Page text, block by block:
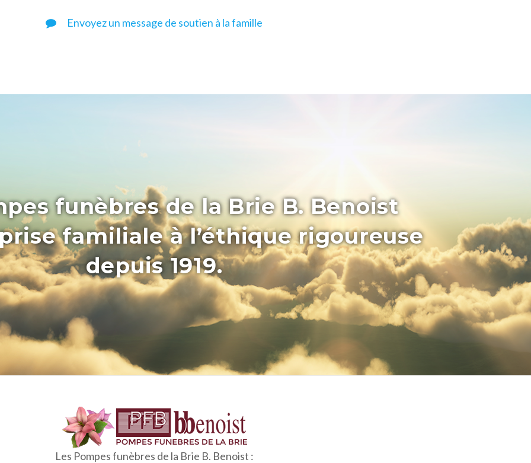
Envoyez un message de soutien à la famille
funèbres de la Brie B. Benoist
familiale à l’éthique rigoureuse
depuis 1919.
Les Pompes funèbres de la Brie B. Benoist :